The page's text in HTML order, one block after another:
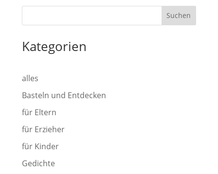
Suchen
Kategorien
alles
Basteln und Entdecken
für Eltern
für Erzieher
für Kinder
Gedichte